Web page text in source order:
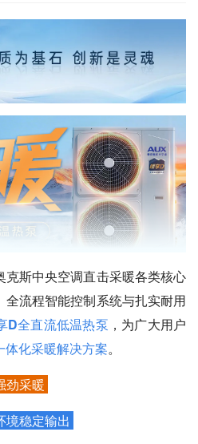
克斯中央空调直击采暖各类核心
流程智能控制系统与扎实耐用
D全直流低温热泵 ，为广大用户
化采暖解决方案。
劲采暖
境稳定输出